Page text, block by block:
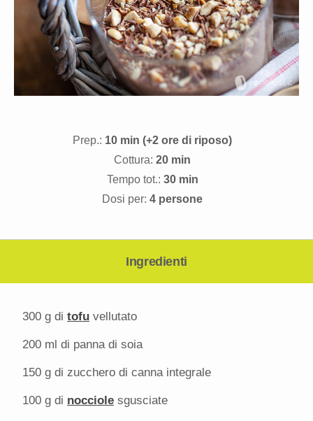
Prep.: 10 min (+2 ore di riposo)
Cottura: 20 min
Tempo tot.: 30 min
Dosi per: 4 persone
Ingredienti
300 g di tofu vellutato
200 ml di panna di soia
150 g di zucchero di canna integrale
100 g di nocciole sgusciate